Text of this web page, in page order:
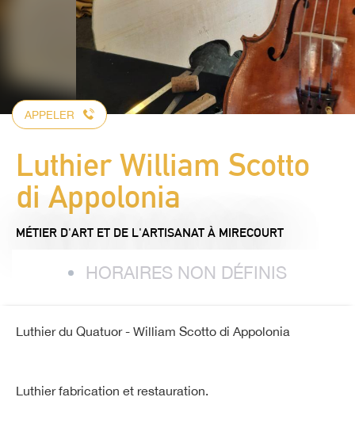
APPELER
Luthier William Scotto
di Appolonia
MÉTIER D'ART ET DE L'ARTISANAT À MIRECOURT
HORAIRES NON DÉFINIS
Luthier du Quatuor - William Scotto di Appolonia
Luthier fabrication et restauration.